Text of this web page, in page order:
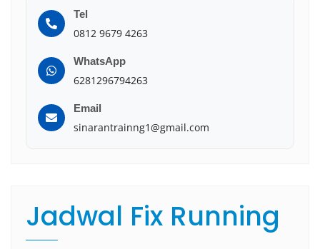
Tel
0812 9679 4263
WhatsApp
6281296794263
Email
sinarantrainng1@gmail.com
Jadwal Fix Running